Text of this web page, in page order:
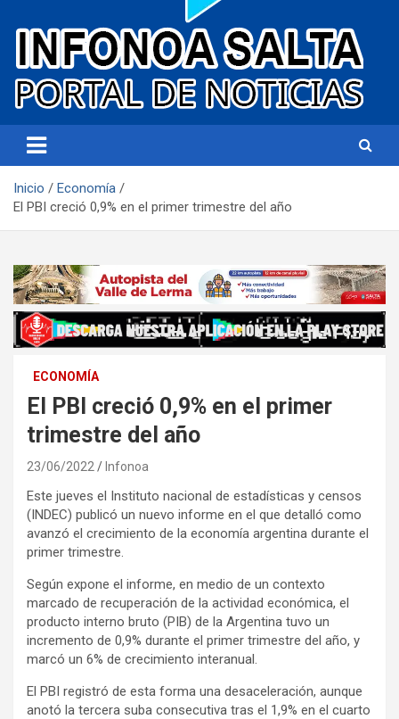
Infonoa Salta
Inicio
Economía
El PBI creció 0,9% en el primer trimestre del año
ECONOMÍA
El PBI creció 0,9% en el primer
trimestre del año
23/06/2022 Infonoa
Este jueves el Instituto nacional de estadísticas y censos
(INDEC) publicó un nuevo informe en el que detalló como
avanzó el crecimiento de la economía argentina durante el
primer trimestre.
Según expone el informe, en medio de un contexto
marcado de recuperación de la actividad económica, el
producto interno bruto (PIB) de la Argentina tuvo un
incremento de 0,9% durante el primer trimestre del año, y
marcó un 6% de crecimiento interanual.
El PBI registró de esta forma una desaceleración, aunque
anotó la tercera suba consecutiva tras el 1,9% en el cuarto